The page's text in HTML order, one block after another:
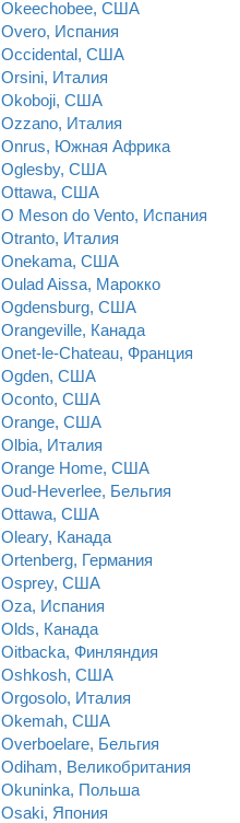
Okeechobee, США
Overo, Испания
Occidental, США
Orsini, Италия
Okoboji, США
Ozzano, Италия
Onrus, Южная Африка
Oglesby, США
Ottawa, США
O Meson do Vento, Испания
Otranto, Италия
Onekama, США
Oulad Aissa, Марокко
Ogdensburg, США
Orangeville, Канада
Onet-le-Chateau, Франция
Ogden, США
Oconto, США
Orange, США
Olbia, Италия
Orange Home, США
Oud-Heverlee, Бельгия
Ottawa, США
Oleary, Канада
Ortenberg, Германия
Osprey, США
Oza, Испания
Olds, Канада
Oitbacka, Финляндия
Oshkosh, США
Orgosolo, Италия
Okemah, США
Overboelare, Бельгия
Odiham, Великобритания
Okuninka, Польша
Osaki, Япония